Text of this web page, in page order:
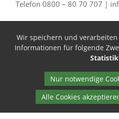
Telefon 0800 – 80 70 707 |
Wir speichern und
Informationen für folgende
Nur notwendige
Alle Cookies